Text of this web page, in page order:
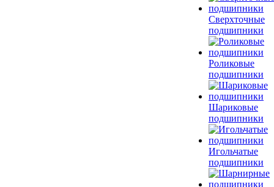
Сверхточные
подшипники
Роликовые
подшипники
Шариковые
подшипники
Игольчатые
подшипники